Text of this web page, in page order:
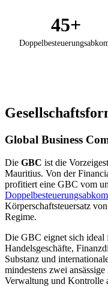
45+
Global Business
Die GBC ist die
Mauritius. Von der
profitiert eine GBC vom
Körperschaftsteuersatz
Regime.
Die GBC eignet sich ideal
Handelsgeschäfte,
Substanz und
mindestens zwei
Verwaltung und Kontrolle